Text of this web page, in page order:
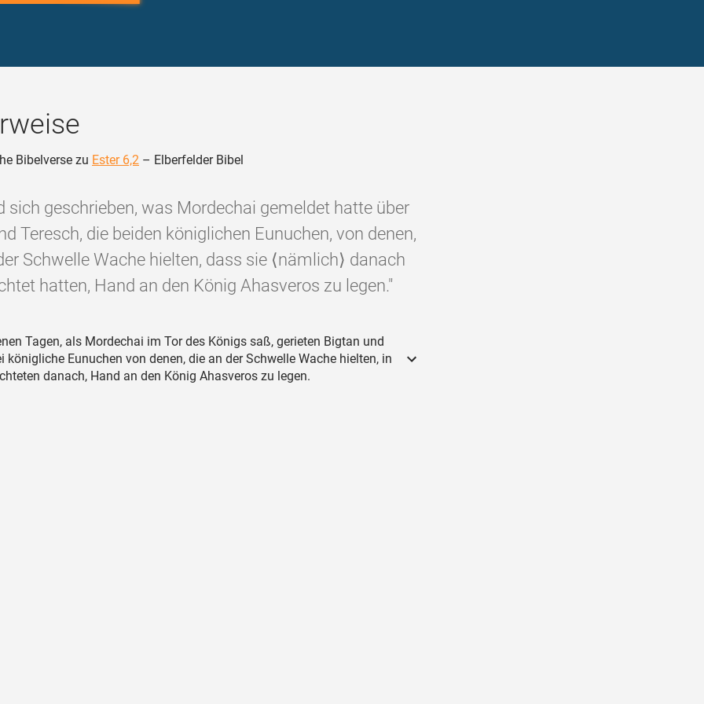
Bibelverse zu Ester 6,2 – Elberfelder Bibel
sich geschrieben, was Mordechai gemeldet hatte über
Teresch, die beiden königlichen Eunuchen, von denen,
Schwelle Wache hielten, dass sie ⟨nämlich⟩ danach
hatten, Hand an den König Ahasveros zu legen."
Tagen, als Mordechai im Tor des Königs saß, gerieten Bigtan und
königliche Eunuchen von denen, die an der Schwelle Wache hielten, in
danach, Hand an den König Ahasveros zu legen.